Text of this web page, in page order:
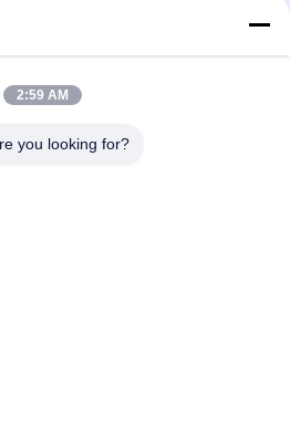
Make-upbürsten-Geschenk-
Make-upwerkzeug-Satz
Paket mit doppelseitigen Bürsten
2:59 AM
you looking for?